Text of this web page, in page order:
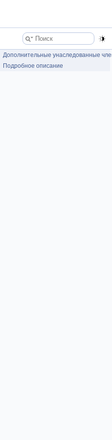
Дополнительные унаследованные
Подробное описание